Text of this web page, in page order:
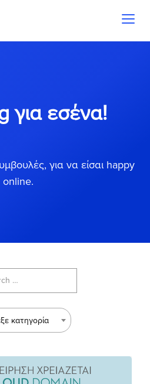
για εσένα!
για να είσαι happy
online.
κατηγορία